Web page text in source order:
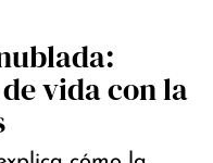
vida con la